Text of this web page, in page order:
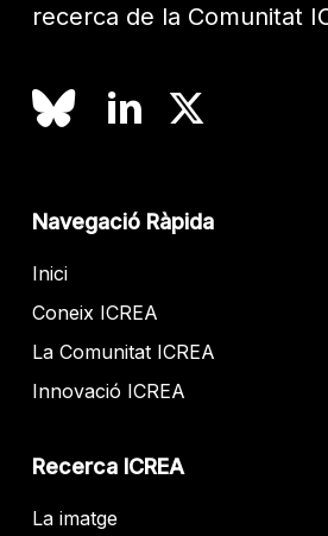
recerca de la Comunitat
Navegació Ràpida
Inici
Coneix ICREA
La Comunitat ICREA
Innovació ICREA
Recerca ICREA
La imatge